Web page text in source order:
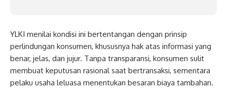
YLKI menilai kondisi ini bertentangan dengan prinsip
perlindungan konsumen, khususnya hak atas informasi yang
benar, jelas, dan jujur. Tanpa transparansi, konsumen sulit
membuat keputusan rasional saat bertransaksi, sementara
pelaku usaha leluasa menentukan besaran biaya tambahan.